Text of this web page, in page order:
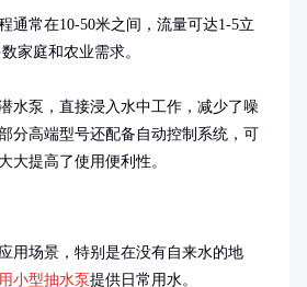
通常在10-50米之间，流量可达1-5立
家庭和农业需求。
水泵，直接浸入水中工作，减少了噪
分高端型号还配备自动控制系统，可
大提高了使用便利性。
用场景，特别是在没有自来水的地
小型抽水泵提供日常用水。